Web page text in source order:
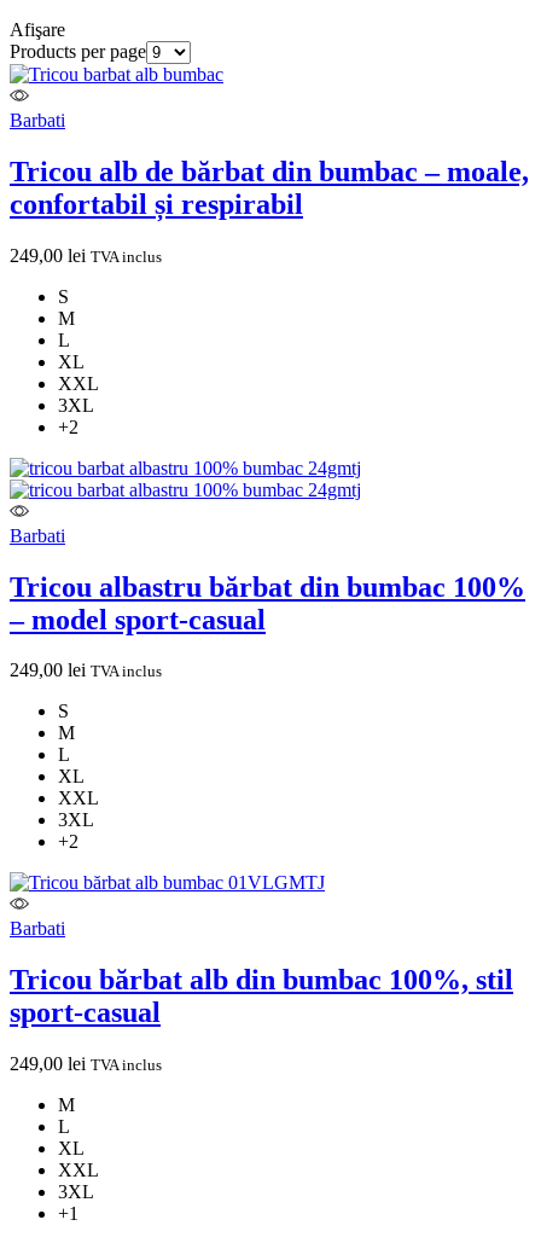
Afişare
Products per page
Barbati
Tricou alb de bărbat din bumbac – moale,
confortabil și respirabil
249,00 lei TVA inclus
S
M
L
XL
XXL
3XL
+2
Barbati
Tricou albastru bărbat din bumbac 100%
– model sport-casual
249,00 lei TVA inclus
S
M
L
XL
XXL
3XL
+2
Barbati
Tricou bărbat alb din bumbac 100%, stil
sport-casual
249,00 lei TVA inclus
M
L
XL
XXL
3XL
+1